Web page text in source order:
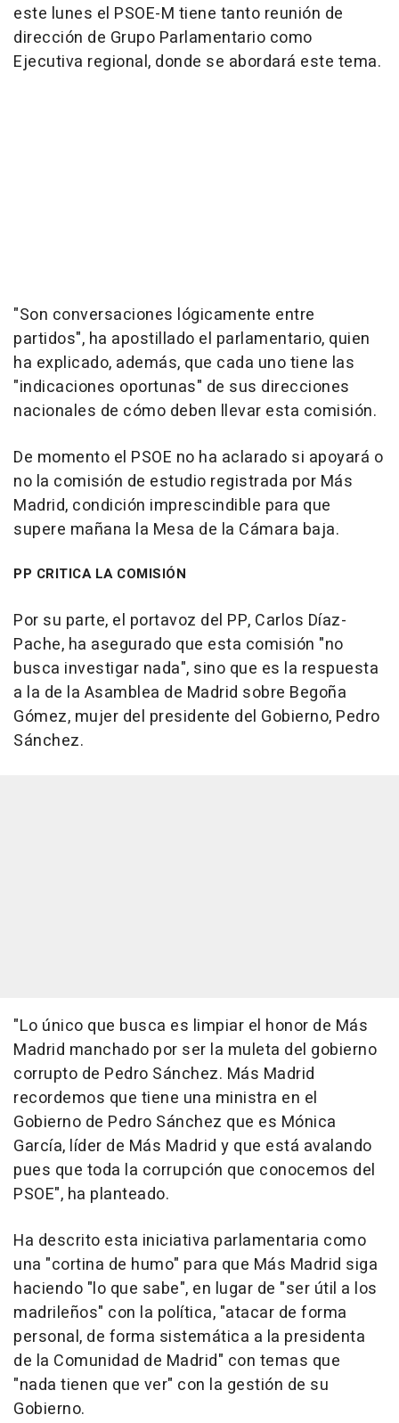
este lunes el PSOE-M tiene tanto reunión de
dirección de Grupo Parlamentario como
Ejecutiva regional, donde se abordará este tema.
"Son conversaciones lógicamente entre
partidos", ha apostillado el parlamentario, quien
ha explicado, además, que cada uno tiene las
"indicaciones oportunas" de sus direcciones
nacionales de cómo deben llevar esta comisión.
De momento el PSOE no ha aclarado si apoyará o
no la comisión de estudio registrada por Más
Madrid, condición imprescindible para que
supere mañana la Mesa de la Cámara baja.
PP CRITICA LA COMISIÓN
Por su parte, el portavoz del PP, Carlos Díaz-
Pache, ha asegurado que esta comisión "no
busca investigar nada", sino que es la respuesta
a la de la Asamblea de Madrid sobre Begoña
Gómez, mujer del presidente del Gobierno, Pedro
Sánchez.
"Lo único que busca es limpiar el honor de Más
Madrid manchado por ser la muleta del gobierno
corrupto de Pedro Sánchez. Más Madrid
recordemos que tiene una ministra en el
Gobierno de Pedro Sánchez que es Mónica
García, líder de Más Madrid y que está avalando
pues que toda la corrupción que conocemos del
PSOE", ha planteado.
Ha descrito esta iniciativa parlamentaria como
una "cortina de humo" para que Más Madrid siga
haciendo "lo que sabe", en lugar de "ser útil a los
madrileños" con la política, "atacar de forma
personal, de forma sistemática a la presidenta
de la Comunidad de Madrid" con temas que
"nada tienen que ver" con la gestión de su
Gobierno.